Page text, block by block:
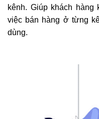
kênh. Giúp khách
việc bán hàng ở từng
dùng.